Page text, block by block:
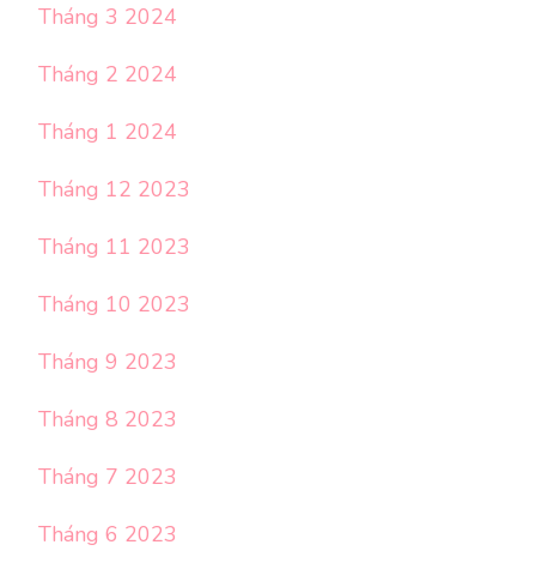
Tháng 3 2024
Tháng 2 2024
Tháng 1 2024
Tháng 12 2023
Tháng 11 2023
Tháng 10 2023
Tháng 9 2023
Tháng 8 2023
Tháng 7 2023
Tháng 6 2023